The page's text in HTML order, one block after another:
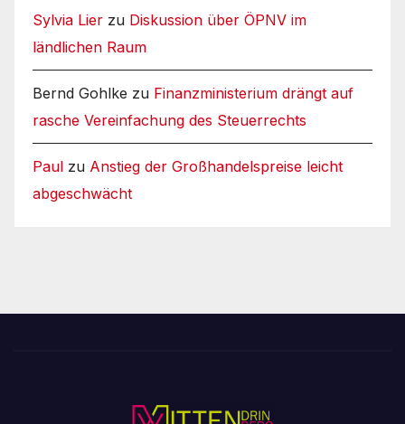
Sylvia Lier zu Diskussion über ÖPNV im
ländlichen Raum
Bernd Gohlke zu Finanzministerium drängt auf
rasche Vereinfachung des Steuerrechts
Paul zu Anstieg der Großhandelspreise leicht
abgeschwächt